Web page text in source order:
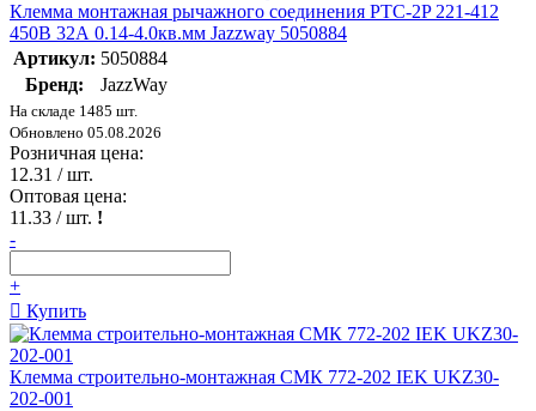
Клемма монтажная рычажного соединения PTC-2P 221-412
450В 32А 0.14-4.0кв.мм Jazzway 5050884
Артикул: 5050884
Бренд:
JazzWay
На складе 1485 шт.
Обновлено 05.08.2026
Розничная цена:
12.31 / шт.
Оптовая цена:
11.33 / шт. !
-
+
Купить
Клемма строительно-монтажная СМК 772-202 IEK UKZ30-
202-001